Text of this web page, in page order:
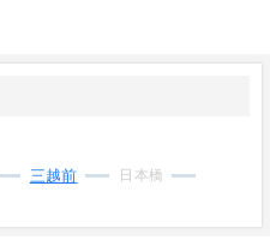
三越前
日本橋